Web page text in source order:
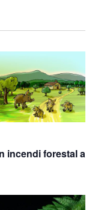
incendi forestal a